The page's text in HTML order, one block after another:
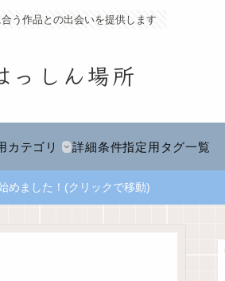
う作品との出会いを提供します
っしん場所
カテゴリ 詳細条件指定用タグ一覧
めました！(クリックで移動)